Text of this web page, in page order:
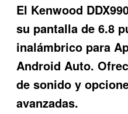
El Kenwood
su pantalla de 6.8
inalámbrico para
Android Auto.
de sonido y
avanzadas.